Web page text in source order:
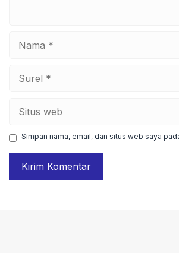
web
Simpan nama, email, dan situs web saya